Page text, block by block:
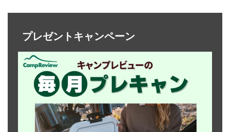
プレゼントキャンペーン